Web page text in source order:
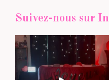
Suivez-nous sur